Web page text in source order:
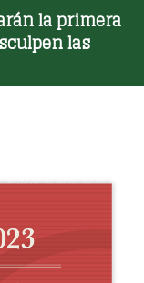
la primera
las
Toggle Menu